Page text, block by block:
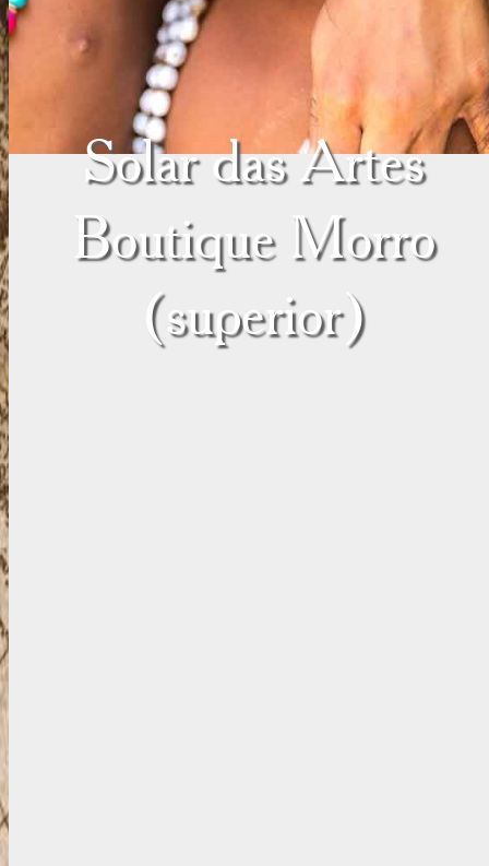
Solar das Artes
Boutique Morro
(superior)